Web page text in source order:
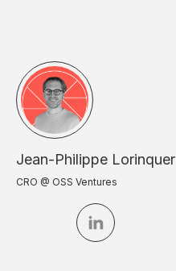
Jean-Philippe Lorinquer
CRO @ OSS Ventures